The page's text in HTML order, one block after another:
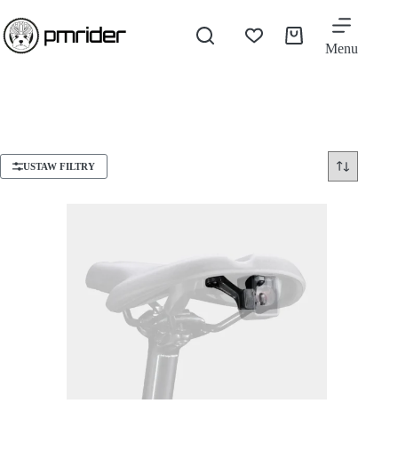
Menu
USTAW FILTRY